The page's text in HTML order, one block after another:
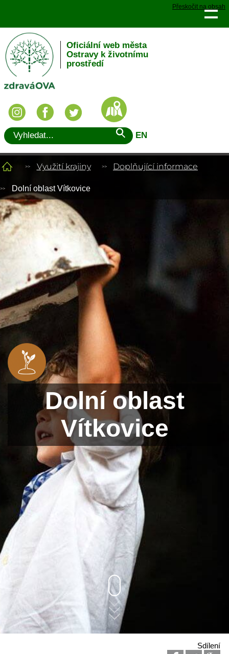
Přeskočit na obsah
Oficiální web města
Ostravy k životnímu
prostředí
EN
Využití krajiny Doplňující informace
Dolní oblast Vítkovice
Dolní oblast
Vítkovice
Sdílení